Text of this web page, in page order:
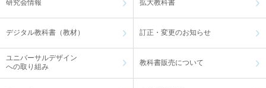
研究会情報 拡大教科書
デジタル教科書（教材） 訂正・変更のお知らせ
ユニバーサルデザイン
への取り組み
教科書販売について